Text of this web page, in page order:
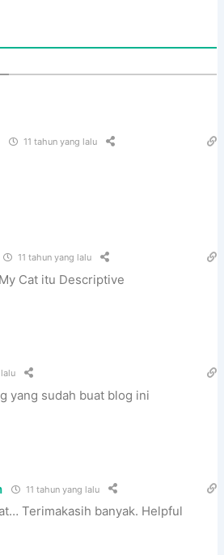
11 tahun yang lalu
11 tahun yang lalu
Cat itu Descriptive
yang sudah buat blog ini
11 tahun yang lalu
Terimakasih banyak. Helpful